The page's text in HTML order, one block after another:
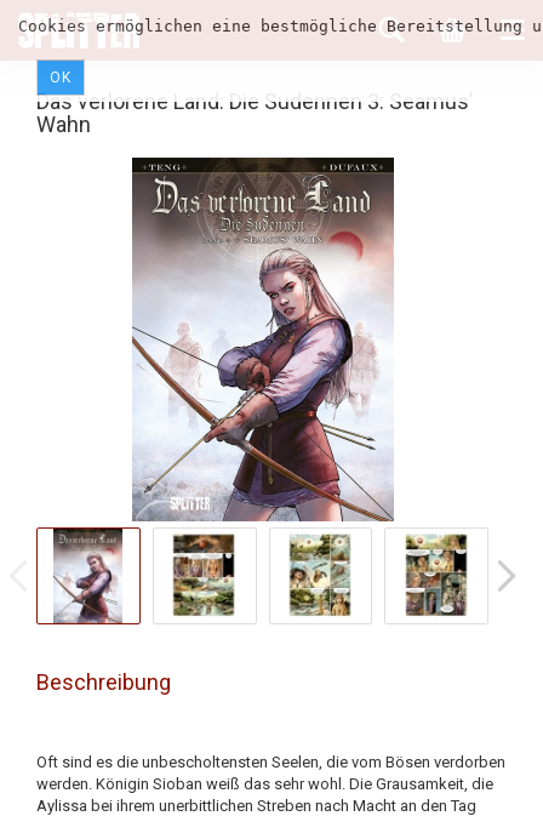
Cookies ermöglichen eine bestmögliche
OK
Das verlorene Land: Die Sudennen 3: Seamus'
Wahn
Beschreibung
Oft sind es die unbescholtensten Seelen, die vom Bösen verdorben
werden. Königin Sioban weiß das sehr wohl. Die Grausamkeit, die
Aylissa bei ihrem unerbittlichen Streben nach Macht an den Tag